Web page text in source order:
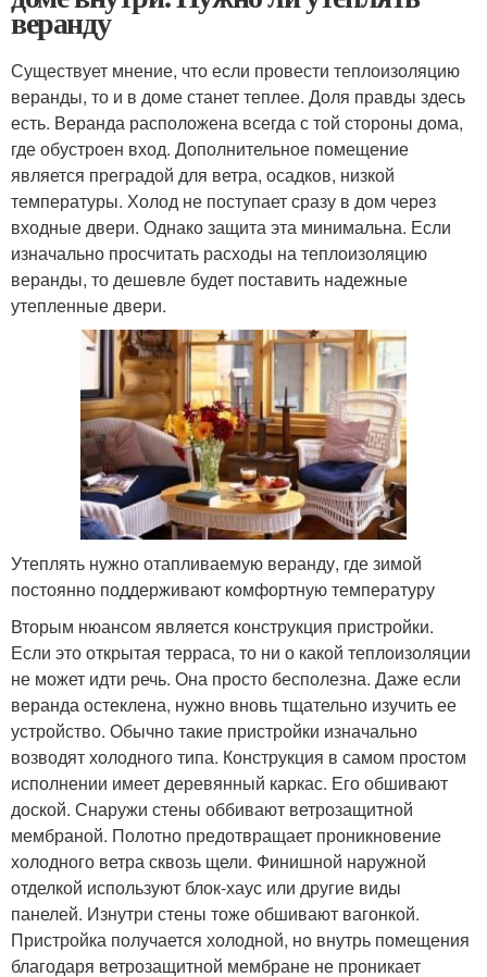
веранду
Существует мнение, что если провести теплоизоляцию
веранды, то и в доме станет теплее. Доля правды здесь
есть. Веранда расположена всегда с той стороны дома,
где обустроен вход. Дополнительное помещение
является преградой для ветра, осадков, низкой
температуры. Холод не поступает сразу в дом через
входные двери. Однако защита эта минимальна. Если
изначально просчитать расходы на теплоизоляцию
веранды, то дешевле будет поставить надежные
утепленные двери.
Утеплять нужно отапливаемую веранду, где зимой
постоянно поддерживают комфортную температуру
Вторым нюансом является конструкция пристройки.
Если это открытая терраса, то ни о какой теплоизоляции
не может идти речь. Она просто бесполезна. Даже если
веранда остеклена, нужно вновь тщательно изучить ее
устройство. Обычно такие пристройки изначально
возводят холодного типа. Конструкция в самом простом
исполнении имеет деревянный каркас. Его обшивают
доской. Снаружи стены оббивают ветрозащитной
мембраной. Полотно предотвращает проникновение
холодного ветра сквозь щели. Финишной наружной
отделкой используют блок-хаус или другие виды
панелей. Изнутри стены тоже обшивают вагонкой.
Пристройка получается холодной, но внутрь помещения
благодаря ветрозащитной мембране не проникает